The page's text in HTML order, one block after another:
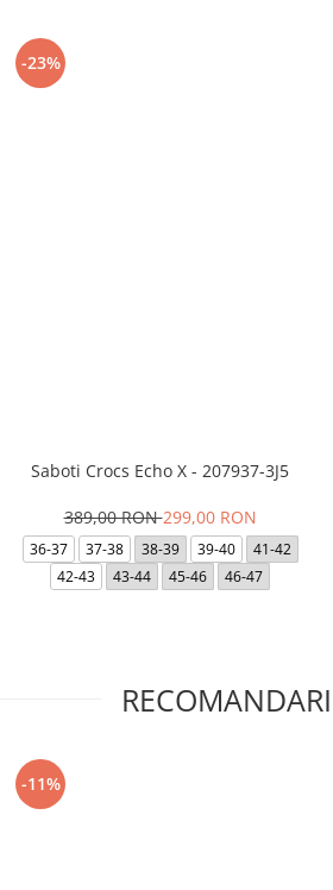
-23%
Saboti Crocs Echo X - 207937-3J5
389,00 RON299,00 RON
36-37 37-38 38-39 39-40
41-42
42-43
43-44 45-46 46-47
-11%